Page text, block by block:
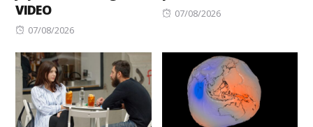
VIDEO
Posted
07/08/2026
Posted
07/08/2026